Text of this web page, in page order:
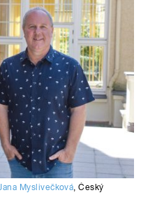
Myslivečková,Český